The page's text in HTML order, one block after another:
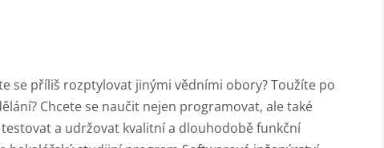
se příliš rozptylovat jinými vědními obory? Toužíte po
Chcete se naučit nejen programovat, ale také
a udržovat kvalitní a dlouhodobě funkční